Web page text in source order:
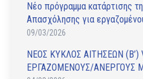
Νέο πρόγραμμα κατάρτισης
Απασχόλησης για
09/03/2026
ΝΕΟΣ ΚΥΚΛΟΣ ΑΙΤΗΣΕΩΝ (Β’)
ΕΡΓΑΖΟΜΕΝΟΥΣ/ΑΝΕΡΓΟΥΣ